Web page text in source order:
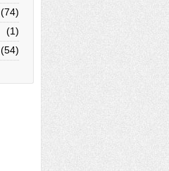
(74)
(1)
(54)